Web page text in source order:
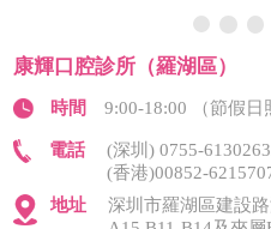
康輝口腔診所（羅湖區）
時間 9:00-18:00 （節假日
電話
(深圳) 0755-
(香港)00852-
地址
深圳市羅湖區建設